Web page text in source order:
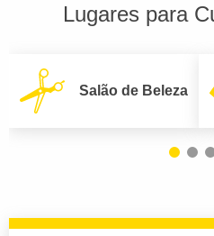
Lugares para
Salão de Beleza